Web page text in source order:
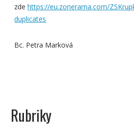
zdehttps://eu.zonerama.com/
duplicates
Bc. Petra Marková
Rubriky